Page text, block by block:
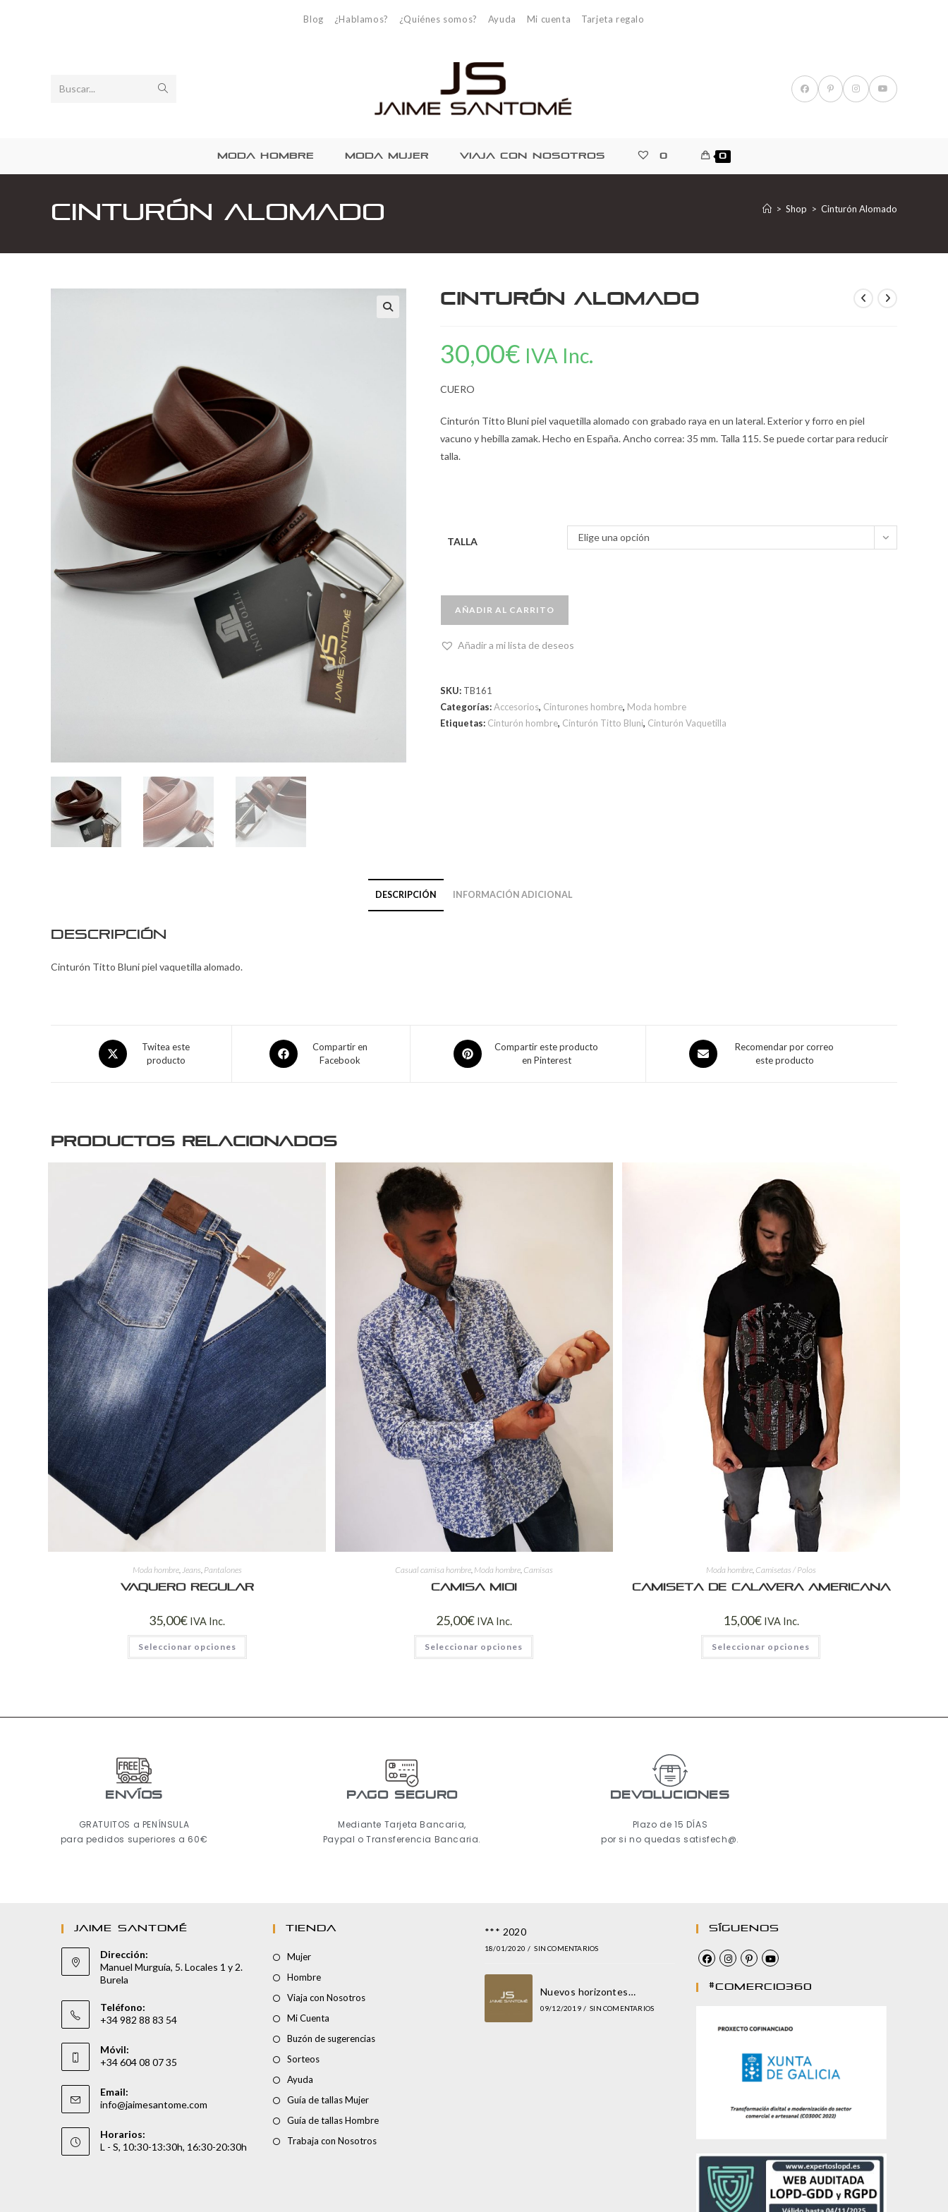
Blog ¿Hablamos? ¿Quiénes somos? Ayuda Mi cuenta Tarjeta regalo
Buscar...
MODA HOMBRE MODA MUJER VIAJA CON NOSOTROS 0 0
Cinturón Alomado > Shop > Cinturón Alomado
Cinturón Alomado
30,00€ IVA Inc.
CUERO
Cinturón Titto Bluni piel vaquetilla alomado con grabado raya en un lateral. Exterior y forro en piel
vacuno y hebilla zamak. Hecho en España. Ancho correa: 35 mm. Talla 115. Se puede cortar para reducir
talla.
TALLA Elige una opción
AÑADIR AL CARRITO
Añadir a mi lista de deseos
SKU: TB161
Categorías:Accesorios, Cinturones hombre, Moda hombre
Etiquetas: Cinturón hombre, Cinturón Titto Bluni, Cinturón Vaquetilla
DESCRIPCIÓN INFORMACIÓN ADICIONAL
Descripción
Cinturón Titto Bluni piel vaquetilla alomado.
Twitea este
producto
Compartir en
Facebook
Compartir este producto
en Pinterest
Recomendar por correo
este producto
Productos relacionados
Moda hombre, Jeans Pantalones
Vaquero regular
35,00€ IVA Inc.
Seleccionar opciones
Casual camisa hombre, Moda hombre, Camisas
Camisa mioi
25,00€ IVA Inc.
Seleccionar opciones
Moda hombre, Camisetas / Polos
Camiseta de calavera americana
15,00€ IVA Inc.
Seleccionar opciones
ENVÍOS
GRATUITOS a PENÍNSULA
para pedidos superiores a 60€
pago seguro
Mediante Tarjeta Bancaria,
Paypal o Transferencia Bancaria.
Devoluciones
Plazo de 15 DÍAS
por si no quedas satisfech@.
JAIME SANTOMÉ
Dirección:
Manuel Murguía, 5. Locales 1 y 2.
Burela
Teléfono:
+34 982 88 83 54
Móvil:
+34 604 08 07 35
Email:
info@jaimesantome.com
Horarios:
L - S, 10:30-13:30h, 16:30-20:30h
TIENDA
Mujer
Hombre
Viaja con Nosotros
Mi Cuenta
Buzón de sugerencias
Sorteos
Ayuda
Guía de tallas Mujer
Guía de tallas Hombre
Trabaja con Nosotros
*** 2020
18/01/2020 / SIN COMENTARIOS
Nuevos horizontes…
09/12/2019 / SIN COMENTARIOS
Síguenos
#comercio360